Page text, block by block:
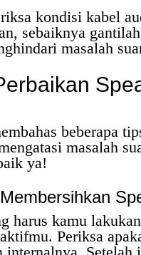
kondisi kabel
sebaiknya
masalah
beberapa
masalah
ya!
harus kamu
Periksa